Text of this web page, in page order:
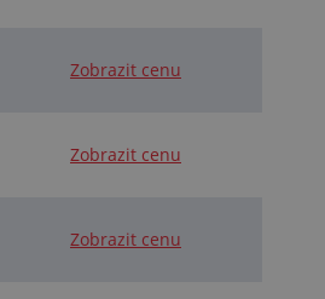
Zobrazit cenu
Zobrazit cenu
Zobrazit cenu